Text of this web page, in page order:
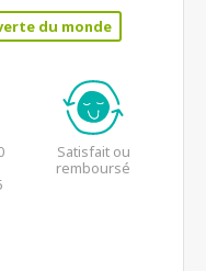
du monde
Satisfait ou
remboursé